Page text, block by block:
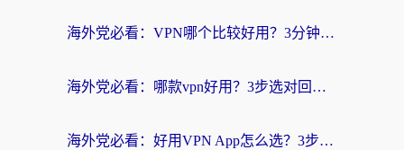
海外党必看：VPN哪个比较好用？3分钟找到适合你的回国加速方案
海外党必看：哪款vpn好用？3步选对回国加速器，无缝刷剧玩游戏
海外党必看：好用VPN App怎么选？3步教你无缝访问国内资源